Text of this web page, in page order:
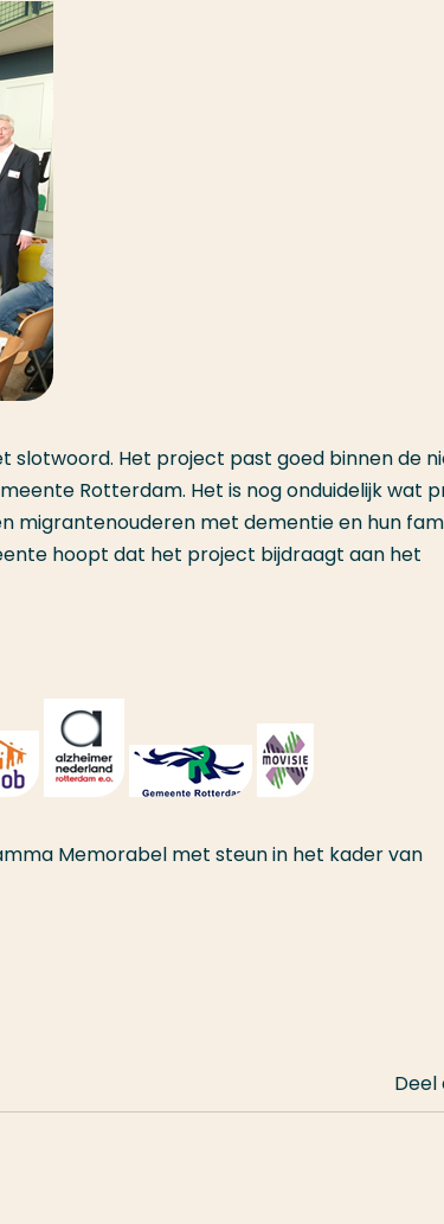
slotwoord. Het project past goed binnen de
Rotterdam. Het is nog onduidelijk wat
migrantenouderen met dementie en hun
hoopt dat het project bijdraagt aan het
Memorabel met steun in het kader van
Deel